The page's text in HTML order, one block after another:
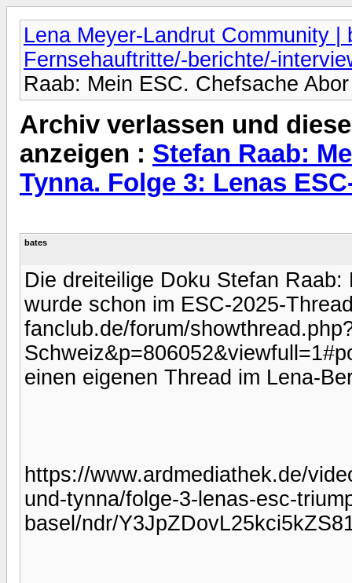
Lena Meyer-Landrut Community |
Fernsehauftritte/-berichte/-
Raab: Mein ESC. Chefsache
Archiv verlassen und
anzeigen : Stefan Raab:
Tynna. Folge 3: Lenas
bates
Die dreiteilige Doku Stefan
wurde schon im ESC-2025-
fanclub.de/forum/
einen eigenen Thread im Lena-
https://www.ardmediathek.de/
und-tynna/folge-3-lenas-esc-
basel/ndr/